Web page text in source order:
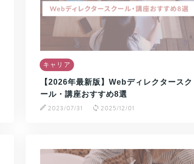
キャリア
【2026年最新版】Webディレクタースク
ール・講座おすすめ8選
2023/07/31 2025/12/01